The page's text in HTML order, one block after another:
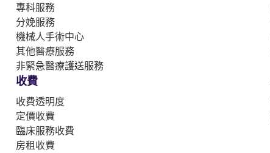
專科服務
分娩服務
機械人手術中心
其他醫療服務
非緊急醫療護送服務
收費
收費透明度
定價收費
臨床服務收費
房租收費